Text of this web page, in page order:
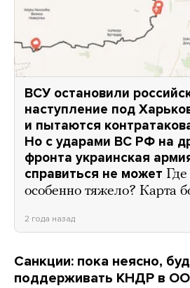
ВСУ остановили
наступление под
и пытаются
Но с ударами ВС РФ на
фронта украинская
справиться не может
особенно тяжело? Карта
2 года назад
Санкции: пока неясно,
поддерживать КНДР в